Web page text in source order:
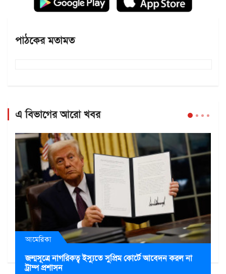
পাঠকের মতামত
এ বিভাগের আরো খবর
আমেরিকা
জন্মসূত্রে নাগরিকত্ব ইস্যুতে সুপ্রিম কোর্টে আবেদন করল না
ট্রাম্প প্রশাসন